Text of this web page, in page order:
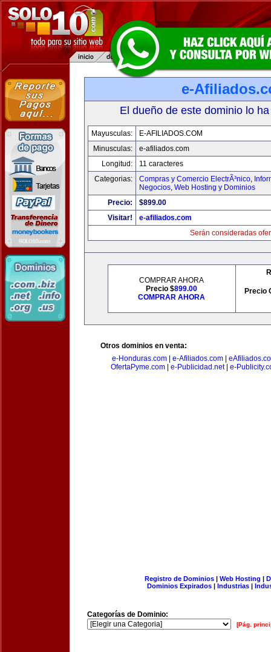
e-
El dueño de este dominio lo
Mayusculas:
E-AFILIADOS.COM
Minusculas:
e-afiliados.com
Longitud:
11 caracteres
Categorias:
Compras y Comercio ElectrÃ³nico,
Negocios, Web Hosting y Dominios
Precio:
$899.00
Visitar!
e-afiliados.com
Serán consideradas
COMPRAR AHORA
Precio $899.00
COMPRAR AHORA
Precio
Otros dominios en venta:
e-Honduras.com| e-Afiliados.com|
OfertaPyme.com| e-Publicidad.net| e-
Registro de Dominios| Web Hosting |
Dominios Expirados | Industrias |
Categorías de Dominio:
[Pág.